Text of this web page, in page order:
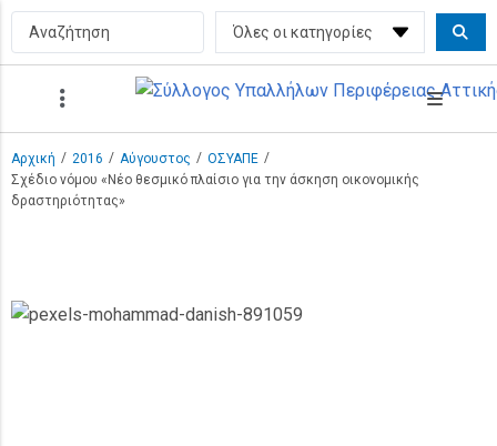
Αρχική / 2016 / Αύγουστος / ΟΣΥΑΠΕ /
Σχέδιο νόμου «Νέο θεσμικό πλαίσιο για την άσκηση οικονομικής
δραστηριότητας»